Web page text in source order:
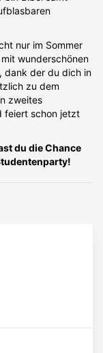
nur im Sommer
wunderschönen
dank der du dich in
zu dem
zweites
feiert schon jetzt
du die Chance